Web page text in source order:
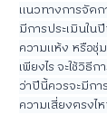
แนวทางการจัดก
มีการประเมินใน
ความแห้ง หรือชุ่
เพียงไร จะใช้วิธี
ว่าปีนี้ควรจะมีกา
ความเสี่ยงตรงไ